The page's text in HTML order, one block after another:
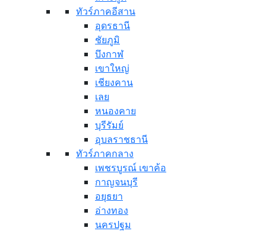
ทัวร์ภาคอีสาน
อุดรธานี
ชัยภูมิ
บึงกาฬ
เขาใหญ่
เชียงคาน
เลย
หนองคาย
บุรีรัมย์
อุบลราชธานี
ทัวร์ภาคกลาง
เพชรบูรณ์ เขาค้อ
กาญจนบุรี
อยุธยา
อ่างทอง
นครปฐม